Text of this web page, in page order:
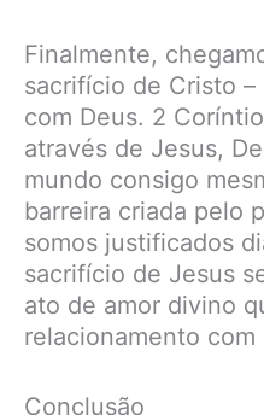
Finalmente,
sacrifício de Cristo
com Deus. 2
através de Jesus,
mundo consigo
barreira criada pelo
somos justificados
sacrifício de Jesus
ato de amor divino
relacionamento com
Conclusão